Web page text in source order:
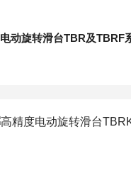
电动旋转滑台TBR及TBRF